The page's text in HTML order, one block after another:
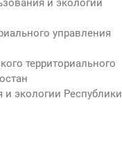
и экологии
управления
территориального
экологии Республики